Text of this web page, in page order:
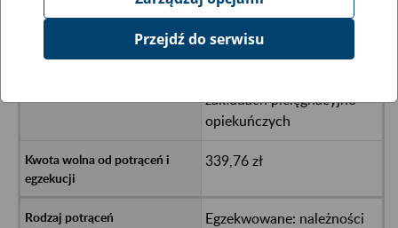
tytułu odpłatności za pobyt
w domach pomocy
społecznej, zakładach
zakładach pielęgnacyjno-
opiekuńczych
339,76 zł
Egzekwowane: należności
Przejdź do serwisu